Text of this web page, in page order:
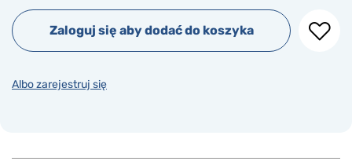
Zaloguj się aby dodać do koszyka
Albo zarejestruj się